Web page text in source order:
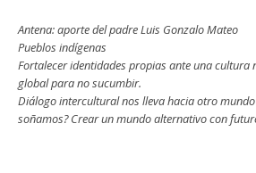
Antena: aporte del padre Luis Gonzalo Mateo
Pueblos indígenas
Fortalecer identidades propias ante una cultura
global para no sucumbir.
Diálogo intercultural nos lleva hacia otro
soñamos? Crear un mundo alternativo con